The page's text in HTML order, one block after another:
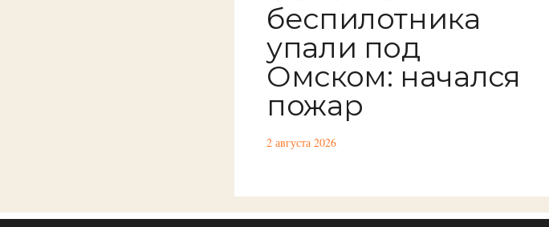
беспилотника
упали под
Омском: начался
пожар
2 августа 2026